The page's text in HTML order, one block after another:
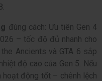
đúng cách: Ưu tiên Gen 4
– tốc độ đủ nhanh cho
Ancients và GTA 6 sắp
độ cao của Gen 5. Nếu
hoạt động tốt – chênh lệch